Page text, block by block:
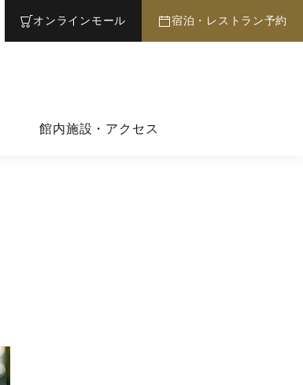
オンライン モール 宿泊・レストラン予約
館内施設・アクセス